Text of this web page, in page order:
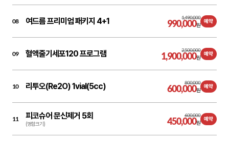
08 여드름 프리미엄 패키지 4+1 1,490,000
990,000원
예약
09 혈액줄기세포120 프로그램 2,500,000
1,900,000원
예약
10 리투오(Re2O) 1vial(5cc) 800,000
600,000원
예약
11 피코슈어 문신제거 5회
(명함크기)
600,000
450,000원
예약